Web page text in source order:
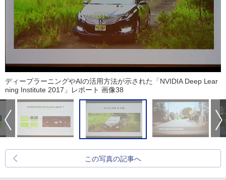
ディープラーニングやAIの活用方法が示された「NVIDIA Deep Lear
ning Institute 2017」レポート 画像38
この写真の記事へ